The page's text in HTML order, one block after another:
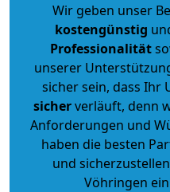
Wir geben unser
kostengünstig
Professionalität
unserer
sicher sein, dass Ihr
sicherverläuft, denn
Anforderungen und
haben die besten
und
Vöhringen